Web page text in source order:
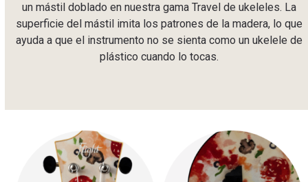
un mástil doblado en nuestra gama Travel de ukeleles. La
superficie del mástil imita los patrones de la madera, lo que
ayuda a que el instrumento no se sienta como un ukelele de
plástico cuando lo tocas.